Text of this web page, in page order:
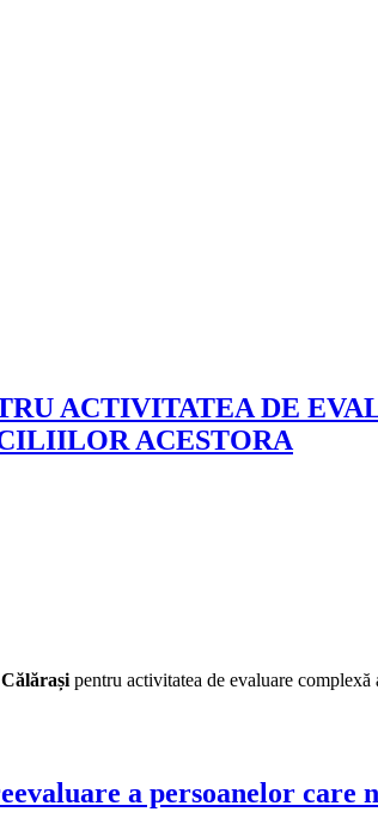
ACTIVITATEA DE
ACESTORA
pentru activitatea de evaluare complexă
a persoanelor care